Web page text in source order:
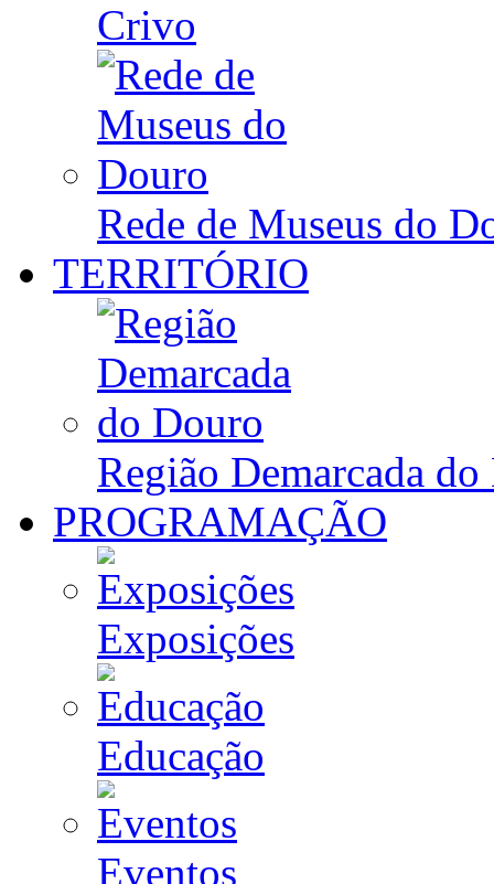
Crivo
Rede de Museus do
TERRITÓRIO
Região Demarcada
PROGRAMAÇÃO
Exposições
Educação
Eventos